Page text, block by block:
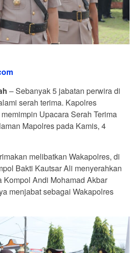
– Sebanyak 5 jabatan perwira di
serah terima. Kapolres
Upacara Serah Terima
Mapolres pada Kamis, 4
melibatkan Wakapolres, di
Bakti Kautsar Ali menyerahkan
Kompol Andi Mohamad Akbar
menjabat sebagai Wakapolres